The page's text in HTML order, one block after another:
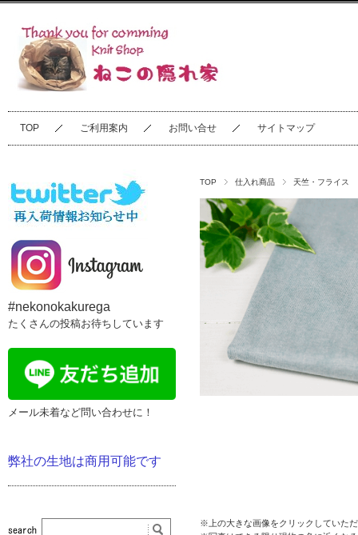
TOP ご利用案内 お問い合せ サイトマップ
TOP 仕入れ商品 天竺・フライス
※上の大きな画像をクリックしていた
#nekonokakurega
たくさんの投稿お待ちしています
メール未着など問い合わせに！
弊社の生地は商用可能です